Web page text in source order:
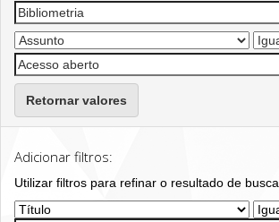
Retornar valores
Adicionar filtros:
Utilizar filtros para refinar o resultado de busca.